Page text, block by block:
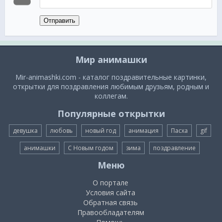
Отправить
Мир анимашки
Mir-animashki.com - каталог поздравительные картинки,
открытки для поздравления любимым друзьям, родным и
коллегам.
Популярные открытки
девушка любовь новый год анимация Пасха gif
анимашки С Новым годом зима поздравление
Меню
О портале
Условия сайта
Обратная связь
Правообладателям